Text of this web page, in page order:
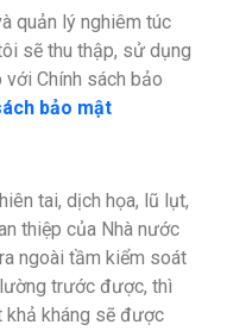
quản lý nghiêm túc
sẽ thu thập, sử dụng
với Chính sách bảo
bảo mật
tai, dịch họa, lũ lụt,
thiệp của Nhà nước
ngoài tầm kiểm soát
trước được, thì
khả kháng sẽ được